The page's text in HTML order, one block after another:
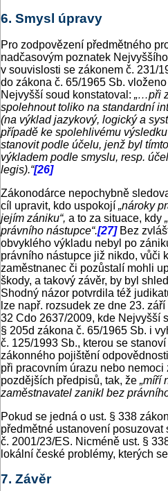
6. Smysl úpravy
Pro zodpovězení předmětného
nadčasovým poznatek
v souvislosti se zákonem č. 231/
do zákona č. 65/1965 Sb.
Nej­vyšší soud konstatoval: „…při
spolehnout toliko na standardní
(na výklad jazykový, logický a
případě ke spolehlivému
stanovit podle účelu, jenž byl
výkladem podle smyslu, resp.
legis).“[26]
Zákonodárce nepochybně
cíl upravit, kdo uspokojí „nároky
jejím zániku“, a to za situace, kdy
právního nástupce“.[27]Bez
obvyklého výkladu nebyl po
právního nástupce již nikdo, vůči
zaměstnanec či pozůstalí mohli
škody, a takový závěr, by byl
Shodný názor potvrdila též
lze např. rozsudek ze dne 23.
32 Cdo 2637/2009, kde Nejvyšší
§ 205d zákona č. 65/1965 Sb. i
č. 125/1993 Sb., kterou se
zákonného pojištění
při pracovním úrazu nebo
pozdějších předpisů, tak, že „míří
zaměstnavatel zanikl bez
Pokud se jedná o ust. § 338
předmětné ustanovení posuzovat
č. 2001/23/ES. Nicméně ust. §
lokální české problémy, kterých
7. Závěr